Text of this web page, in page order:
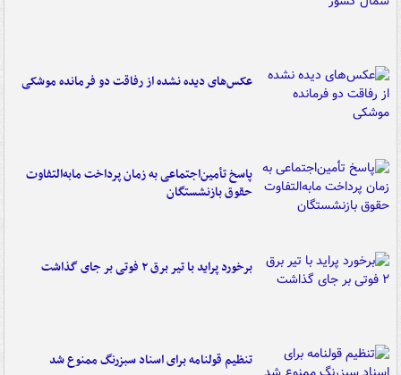
عکس‌های دیده نشده از رفاقت دو فرمانده‌ موشکی
پاسخ تأمین‌اجتماعی به زمان پرداخت مابه‌التفاوت
حقوق بازنشستگان
برخورد پراید با تیر برق ۲ فوتی بر جای گذاشت
تنظیم قولنامه برای اسناد سبزرنگ ممنوع شد